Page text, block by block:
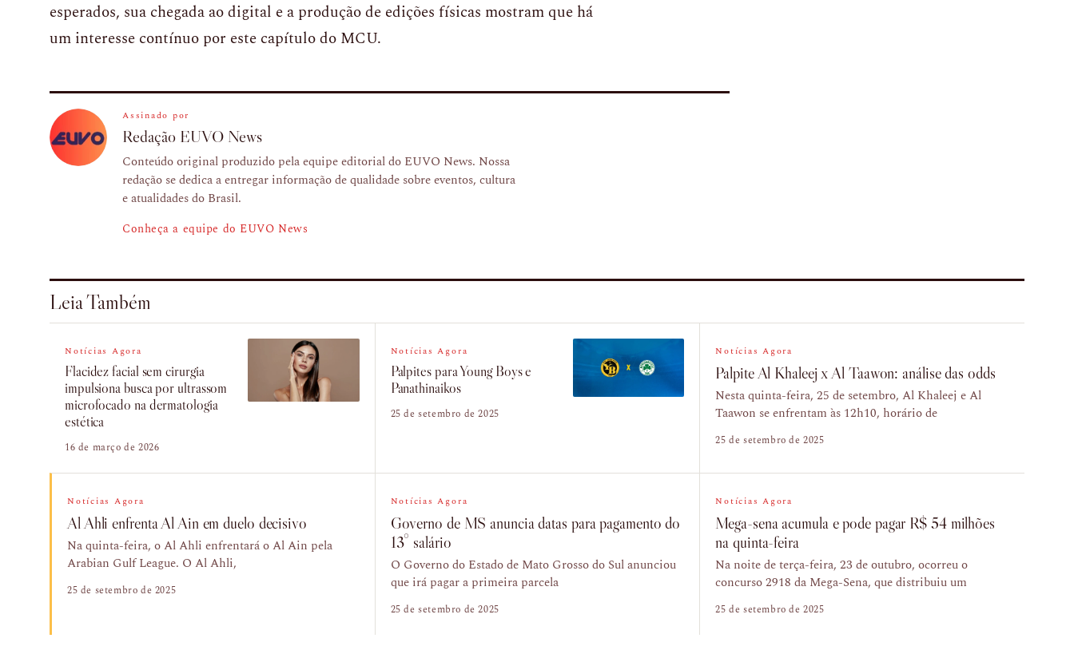
esperados, sua chegada ao digital e a produção de edições físicas mostram que há
um interesse contínuo por este capítulo do MCU.
Assinado por
Redação EUVO News
Conteúdo original produzido pela equipe editorial do EUVO News. Nossa
redação se dedica a entregar informação de qualidade sobre eventos, cultura
e atualidades do Brasil.
Conheça a equipe do EUVO News
Leia Também
Notícias Agora
Flacidez facial sem cirurgia
impulsiona busca por ultrassom
microfocado na dermatologia
estética
16 de março de 2026
Notícias Agora
Palpites para Young Boys e
Panathinaikos
25 de setembro de 2025
Notícias Agora
Palpite Al Khaleej x Al Taawon: análise das odds
Nesta quinta-feira, 25 de setembro, Al Khaleej e Al
Taawon se enfrentam às 12h10, horário de
25 de setembro de 2025
Notícias Agora
Al Ahli enfrenta Al Ain em duelo decisivo
Na quinta-feira, o Al Ahli enfrentará o Al Ain pela
Arabian Gulf League. O Al Ahli,
25 de setembro de 2025
Notícias Agora
Governo de MS anuncia datas para pagamento do
13° salário
O Governo do Estado de Mato Grosso do Sul anunciou
que irá pagar a primeira parcela
25 de setembro de 2025
Notícias Agora
Mega-sena acumula e pode pagar R$ 54 milhões
na quinta-feira
Na noite de terça-feira, 23 de outubro, ocorreu o
concurso 2918 da Mega-Sena, que distribuiu um
25 de setembro de 2025